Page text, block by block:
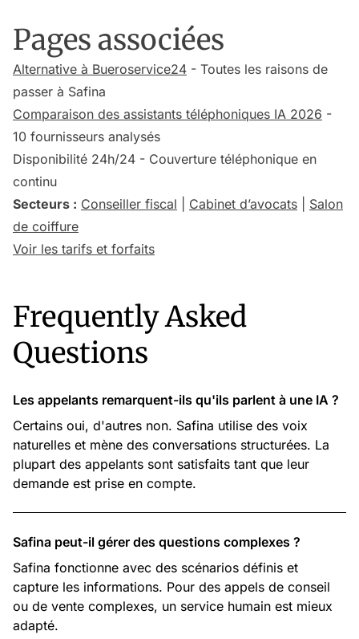
Pages associées
Alternative à Bueroservice24 - Toutes les raisons de
passer à Safina
Comparaison des assistants téléphoniques IA 2026 -
10 fournisseurs analysés
Disponibilité 24h/24 - Couverture téléphonique en
continu
Secteurs : Conseiller fiscal Cabinet d’avocats
Salon
de coiffure
Voir les tarifs et forfaits
Frequently Asked
Questions
Les appelants remarquent-ils qu'ils parlent à une IA ?
Certains oui, d'autres non. Safina utilise des voix
naturelles et mène des conversations structurées. La
plupart des appelants sont satisfaits tant que leur
demande est prise en compte.
Safina peut-il gérer des questions complexes ?
Safina fonctionne avec des scénarios définis et
capture les informations. Pour des appels de conseil
ou de vente complexes, un service humain est mieux
adapté.